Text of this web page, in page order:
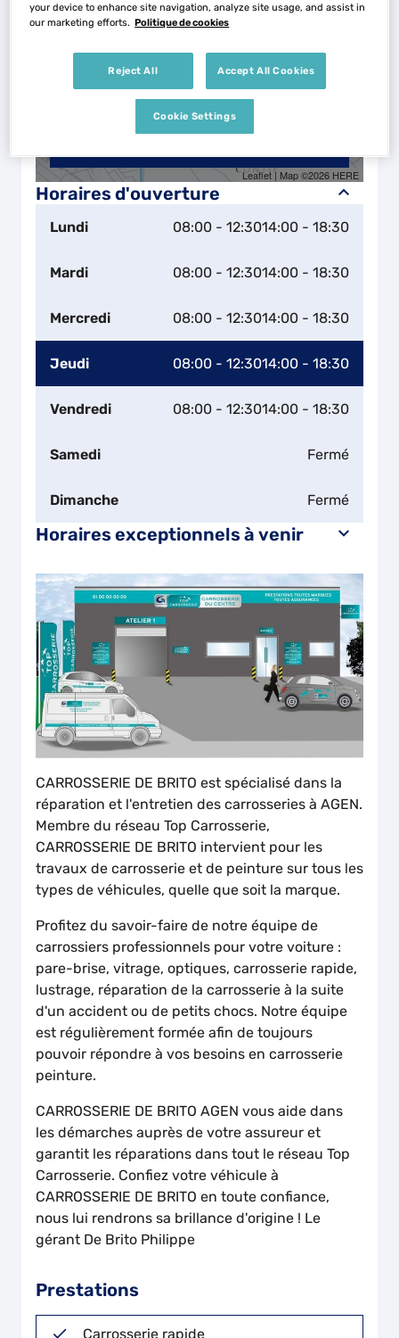
Horaires d'ouverture
Lundi 08:00 - 12:3014:00 - 18:30
Mardi 08:00 - 12:3014:00 - 18:30
Mercredi 08:00 - 12:3014:00 - 18:30
Jeudi 08:00 - 12:3014:00 - 18:30
Vendredi 08:00 - 12:3014:00 - 18:30
Samedi Fermé
Dimanche Fermé
Horaires exceptionnels à venir
Leaflet | Map ©2026 HERE
CARROSSERIE DE BRITO est spécialisé dans la
réparation et l'entretien des carrosseries à AGEN.
Membre du réseau Top Carrosserie,
CARROSSERIE DE BRITO intervient pour les
travaux de carrosserie et de peinture sur tous les
types de véhicules, quelle que soit la marque.
Profitez du savoir-faire de notre équipe de
carrossiers professionnels pour votre voiture :
pare-brise, vitrage, optiques, carrosserie rapide,
lustrage, réparation de la carrosserie à la suite
d'un accident ou de petits chocs. Notre équipe
est régulièrement formée afin de toujours
pouvoir répondre à vos besoins en carrosserie
peinture.
CARROSSERIE DE BRITO AGEN vous aide dans
les démarches auprès de votre assureur et
garantit les réparations dans tout le réseau Top
Carrosserie. Confiez votre véhicule à
CARROSSERIE DE BRITO en toute confiance,
nous lui rendrons sa brillance d'origine ! Le
gérant De Brito Philippe
Prestations
Carrosserie rapide
your device to enhance site navigation, analyze site usage, and assist in
our marketing efforts. Politique de cookies
Reject All Accept All Cookies
Cookie Settings